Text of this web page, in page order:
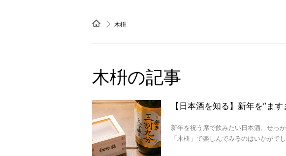
木枡
木枡の記事
【日本酒を知る】新年を“ま
新年を祝う席で飲みたい日本酒。せっ
「木枡」で楽しんでみるのはいかがでし